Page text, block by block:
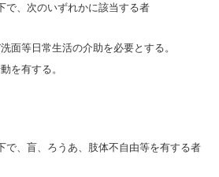
で、次のいずれかに該当する者
面等日常生活の介助を必要とする。
を有する。
で、盲、ろうあ、肢体不自由等を有する者